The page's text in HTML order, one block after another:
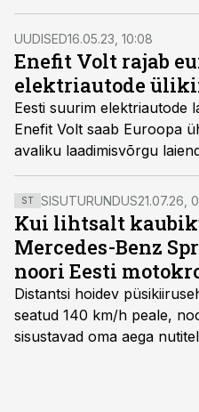
autode müügi- ja
tegevjuht Meelis Telliskivi.
UUDISED16.05.23, 10:08
Enefit Volt rajab
elektriautode
Eesti suurim elektriautode
Enefit Volt saab Euroopa
avaliku laadimisvõrgu
Leedus ja Poolas 2 miljonit
ST SISUTURUNDUS21.07.26,
Kui lihtsalt
Mercedes-Benz
noori Eesti
Distantsi hoidev
seatud 140 km/h peale,
sisustavad oma aega